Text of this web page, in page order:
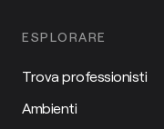
ESPLORARE
Trova professionisti
Ambienti